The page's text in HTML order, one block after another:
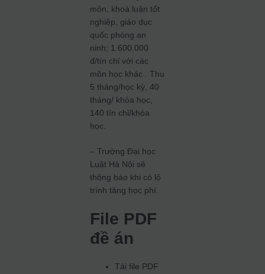
môn, khoá luận tốt
nghiệp, giáo dục
quốc phòng an
ninh; 1.600.000
đ/tín chỉ với các
môn học khác . Thu
5 tháng/học kỳ, 40
tháng/ khóa học,
140 tín chỉ/khóa
học.
– Trường Đại học
Luật Hà Nội sẽ
thông báo khi có lộ
trình tăng học phí.
File PDF
đề án
Tải file PDF